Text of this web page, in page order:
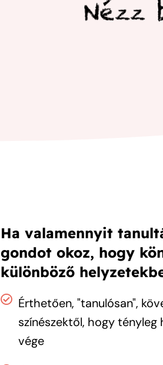
Ha valamennyit
gondot okoz, hogy
különböző
Érthetően, "tanulósan",
színészektől, hogy tényleg
vége